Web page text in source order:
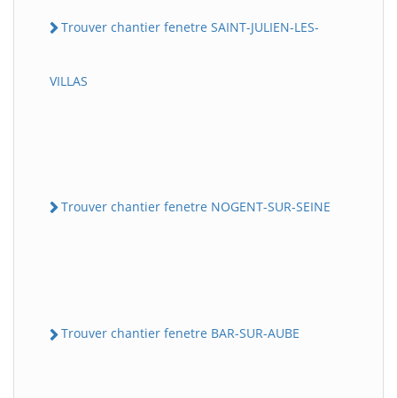
Trouver chantier fenetre SAINT-JULIEN-LES-
VILLAS
Trouver chantier fenetre NOGENT-SUR-SEINE
Trouver chantier fenetre BAR-SUR-AUBE